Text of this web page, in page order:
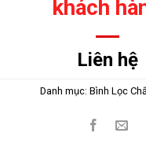
khách
Liên hệ
Danh mục: Bình Lọc